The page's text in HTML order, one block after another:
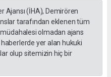
Ajansı (İHA), Demirören
tarafından eklenen tüm
olmadan ajans
yer alan hukuki
olup sitemizin hiç bir